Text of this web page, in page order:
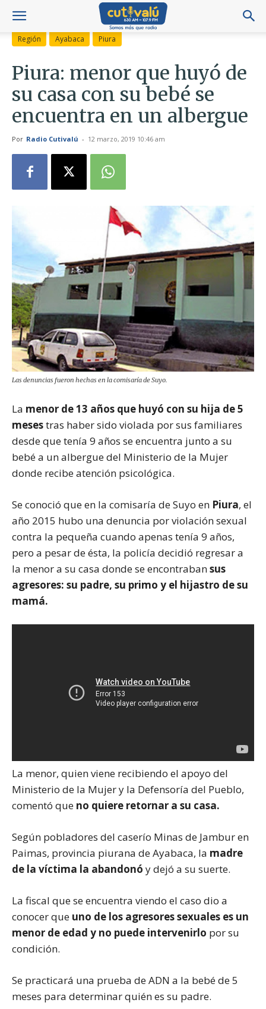
Región Ayabaca Piura
Piura: menor que huyó de
su casa con su bebé se
encuentra en un albergue
Por Radio Cutivalú - 12 marzo, 2019 10:46 am
Las denuncias fueron hechas en la comisaría de Suyo.
La menor de 13 años que huyó con su hija de 5
mesestras haber sido violada por sus familiares
desde que tenía 9 años se encuentra junto a su
bebé a un albergue del Ministerio de la Mujer
donde recibe atención psicológica.
Se conoció que en la comisaría de Suyo en Piura, el
año 2015 hubo una denuncia por violación sexual
contra la pequeña cuando apenas tenía 9 años,
pero a pesar de ésta, la policía decidió regresar a
la menor a su casa donde se encontrabansus
agresores: su padre, su primo y el hijastro de su
mamá.
La menor, quien viene recibiendo el apoyo del
Ministerio de la Mujer y la Defensoría del Pueblo,
comentó que no quiere retornar a su casa.
Según pobladores del caserío Minas de Jambur en
Paimas, provincia piurana de Ayabaca, la madre
de la víctima la abandonó y dejó a su suerte.
La fiscal que se encuentra viendo el caso dio a
conocer que uno de los agresores sexuales es un
menor de edad y no puede intervenirlo por su
condición.
Se practicará una prueba deADN a la bebé de 5
meses para determinar quién es su padre.